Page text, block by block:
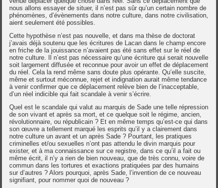
nous allons essayer de situer, il n’est pas sûr qu’un certain nombre de
phénomènes, d’évènements dans notre culture, dans notre civilisation,
aient seulement été possibles.
Cette hypothèse n’est pas nouvelle, et dans ma thèse de doctorat
j’avais déjà soutenu que les écritures de Lacan dans le champ encore
en friche de la jouissance n’avaient pas été sans effet sur le réel de
notre culture. Il n’est pas nécessaire qu’une écriture qui serait nouvelle
soit largement diffusée et reconnue pour avoir un effet de déplacement
du réel. Cela la rend même sans doute plus opérante. Qu’elle suscite,
même et surtout méconnue, rejet et indignation aurait même tendance
à venir confirmer que ce déplacement relève bien de l’inacceptable,
d’un réel indicible qui fait scandale à venir s’écrire.
Quel est le scandale qui valut au marquis de Sade une telle répression
de son vivant et après sa mort, et ce quelque soit le régime, ancien,
révolutionnaire, ou républicain ? Et en même temps qu’est-ce qui dans
son œuvre a tellement marqué les esprits qu’il y a clairement dans
notre culture un avant et un après Sade ? Pourtant, les pratiques
criminelles et/ou sexuelles n’ont pas attendu le divin marquis pour
exister, et à ma connaissance sur ce registre, dans ce qu’il a fait ou
même écrit, il n’y a rien de bien nouveau, que de très connu, voire de
commun dans les tortures et exactions pratiquées par des humains
sur d’autres ? Alors pourquoi, après Sade, l’invention de ce nouveau
signifiant, pour nommer quoi de nouveau ?